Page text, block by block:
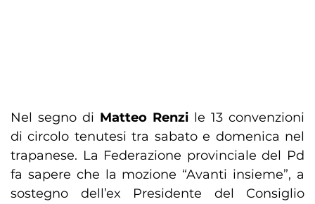
Nel segno di Matteo Renzi le 13 convenzioni
di circolo tenutesi tra sabato e domenica nel
trapanese. La Federazione provinciale del Pd
fa sapere che la mozione “Avanti insieme”, a
sostegno dell’ex Presidente del Consiglio